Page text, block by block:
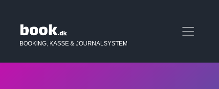
BOOKING, KASSE & JOURNALSYSTEM